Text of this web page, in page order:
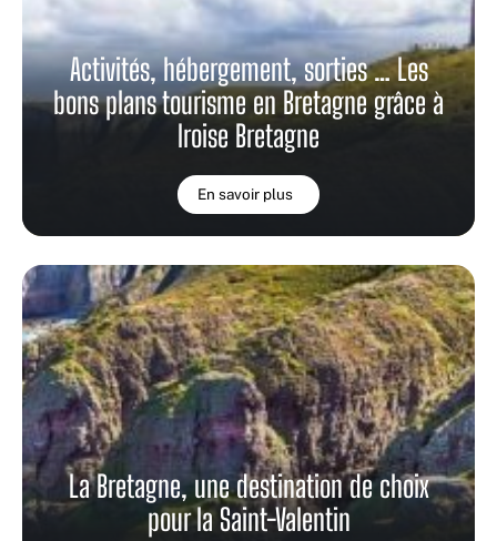
Activités, hébergement, sorties … Les
bons plans tourisme en Bretagne grâce à
Iroise Bretagne
En savoir plus
La Bretagne, une destination de choix
pour la Saint-Valentin